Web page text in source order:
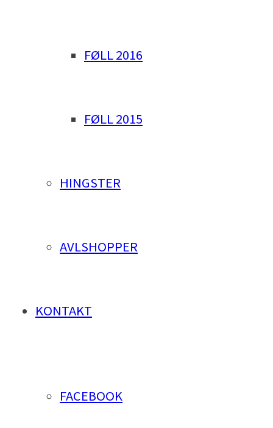
FØLL 2016
FØLL 2015
HINGSTER
AVLSHOPPER
KONTAKT
FACEBOOK